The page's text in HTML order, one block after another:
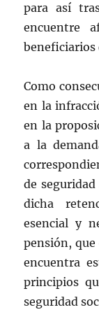
para así
encuentre
beneficiarios
Como
en la
en la
a la
de
dicha
esencial y
pensión,
encuentra
principios
seguridad